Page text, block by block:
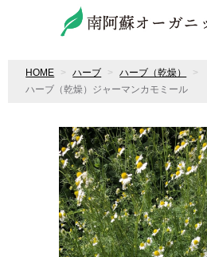
HOME ハーブ
ハーブ（乾燥）
ハーブ（乾燥）ジャーマンカモミール